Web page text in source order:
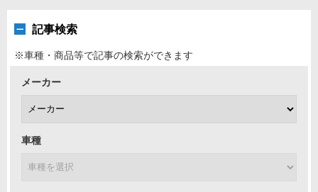
記事検索
※車種・商品等で記事の検索ができます
メーカー
車種